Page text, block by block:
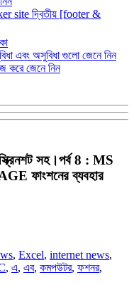
site দ্বিতীয় [footer &
এবং অসুবিধা গুলো জেনে নিন
করে জেনে নিন
সহ।পর্ব 8 : MS
ফাংশনের ব্যবহার
, Excel, internet news,
, এ, এব, কমপউটর, ফশনর,